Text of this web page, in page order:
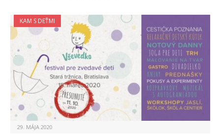
KAM S DEŤMI
29. MÁJA 2020